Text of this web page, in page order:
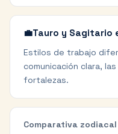
💼Tauro y Sagitario
Estilos de trabajo
comunicación clara,
fortalezas.
Comparativa zodiacal